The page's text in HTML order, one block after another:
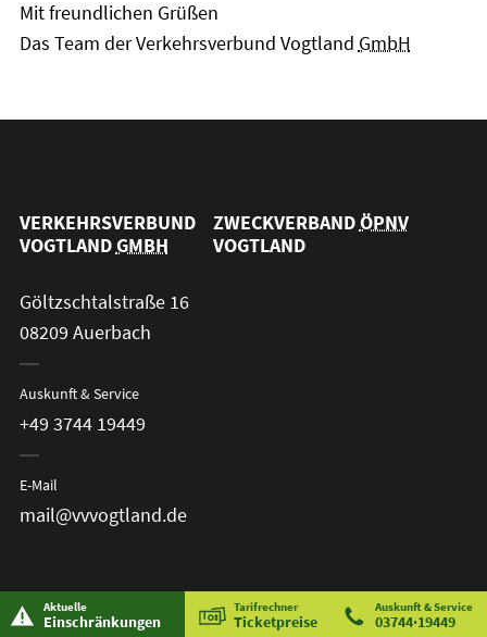
Mit freundlichen Grüßen
Das Team der Verkehrsverbund Vogtland GmbH
Aktuelle
Einschränkungen
Tarifrechner
Ticketpreise
Auskunft & Service
03744·19449
VERKEHRSVERBUND
VOGTLANDGMBH
ZWECKVERBANDÖPNV
VOGTLAND
Göltzschtalstraße 16
08209 Auerbach
Auskunft & Service
+49 3744 19449
E-Mail
mail@vvvogtland.de